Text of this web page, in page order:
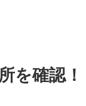
を確認！